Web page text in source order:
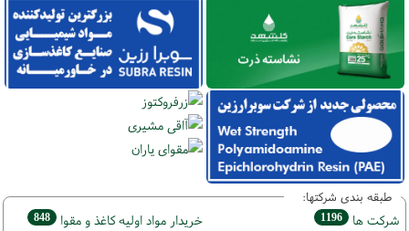
طبقه بندی شرکتها:
شركت ها 1196 خريدار مواد اوليه كاغذ و مقوا 848